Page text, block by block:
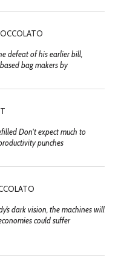
defeat of his earlier bill,
bag makers by
Don't expect much to
punches
dark vision, the machines will
could suffer